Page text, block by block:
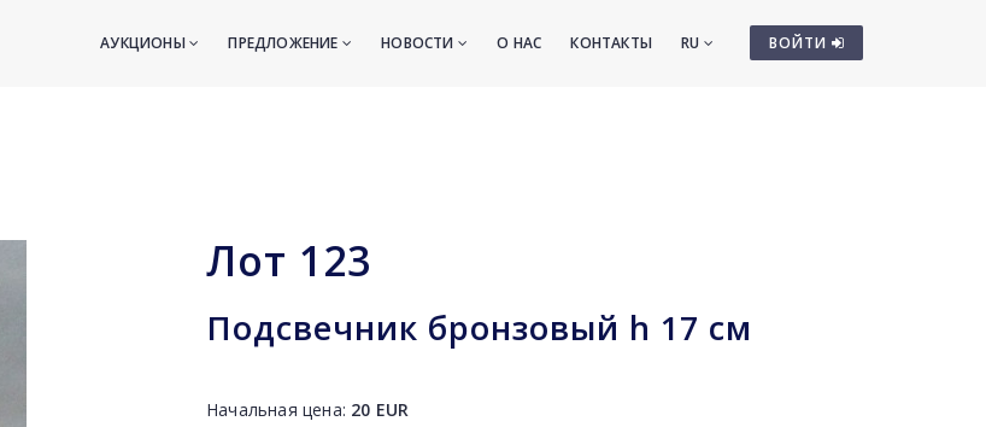
ВОЙТИ
АУКЦИОНЫ ПРЕДЛОЖЕНИЕ НОВОСТИ О НАС КОНТАКТЫ RU
Лот 123
Подсвечник бронзовый h 17 см
Начальная цена: 20 EUR